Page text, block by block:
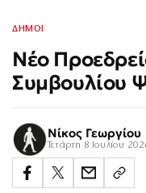
ΔΗΜΟΙ
Νέο
Συμβουλίου
Νίκος Γεωργίου
Τετάρτη 8 Ιουλίου